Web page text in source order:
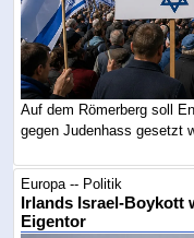
Auf dem Römerberg soll
gegen Judenhass gesetzt
Europa -- Politik
Irlands Israel-Boykott
Eigentor